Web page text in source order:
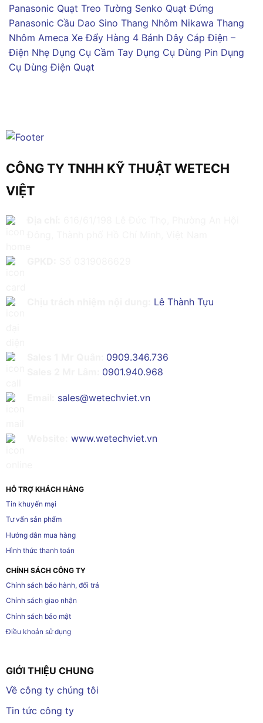
Panasonic Quạt Treo Tường Senko Quạt Đứng
Panasonic Cầu Dao Sino Thang Nhôm Nikawa Thang
Nhôm Ameca Xe Đẩy Hàng 4 Bánh Dây Cáp Điện –
Điện Nhẹ Dụng Cụ Cầm Tay Dụng Cụ Dùng Pin Dụng
Cụ Dùng Điện Quạt
CÔNG TY TNHH KỸ THUẬT WETECH
VIỆT
Lê Thành Tựu
0909.346.736
0901.940.968
sales@wetechviet.vn
www.wetechviet.vn
HỖ TRỢ KHÁCH HÀNG
Tin khuyến mại
Tư vấn sản phẩm
Hướng dẫn mua hàng
Hình thức thanh toán
CHÍNH SÁCH CÔNG TY
Chính sách bảo hành, đổi trả
Chính sách giao nhận
Chính sách bảo mật
Điều khoản sử dụng
GIỚI THIỆU CHUNG
Về công ty chúng tôi
Tin tức công ty